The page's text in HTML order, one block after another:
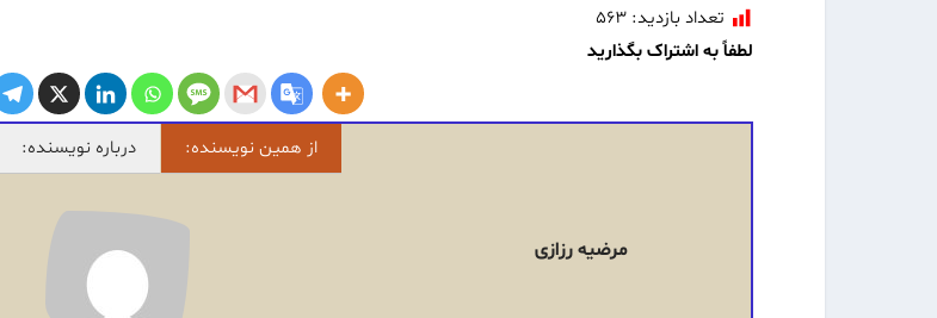
تعداد بازدید: ۵۶۳
لطفاً به اشتراک بگذارید
درباره نویسنده: از همین نویسنده:
مرضیه رزازی